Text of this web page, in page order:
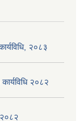
२०८३
२०८२
२०८२